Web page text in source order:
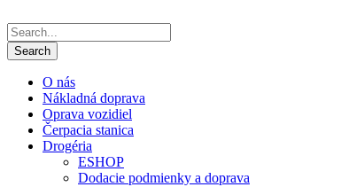
O nás
Nákladná doprava
Oprava vozidiel
Čerpacia stanica
Drogéria
ESHOP
Dodacie podmienky a doprava